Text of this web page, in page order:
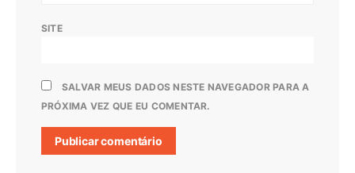
SITE
SALVAR MEUS DADOS NESTE NAVEGADOR PARA A
PRÓXIMA VEZ QUE EU COMENTAR.